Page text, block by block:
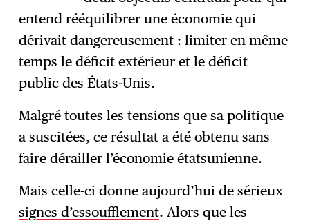
entend rééquilibrer une économie qui
dérivait dangereusement : limiter en même
temps le déficit extérieur et le déficit
public des États-Unis.
Malgré toutes les tensions que sa politique
a suscitées, ce résultat a été obtenu sans
faire dérailler l’économie étatsunienne.
Mais celle-ci donne aujourd’huide sérieux
signes d’essoufflement. Alors que les